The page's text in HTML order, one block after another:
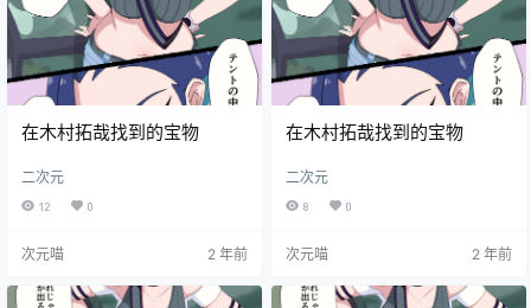
在木村拓哉找到的宝物
二次元
12 0
次元喵 2 年前
在木村拓哉找到的宝物
二次元
8 0
次元喵 2 年前